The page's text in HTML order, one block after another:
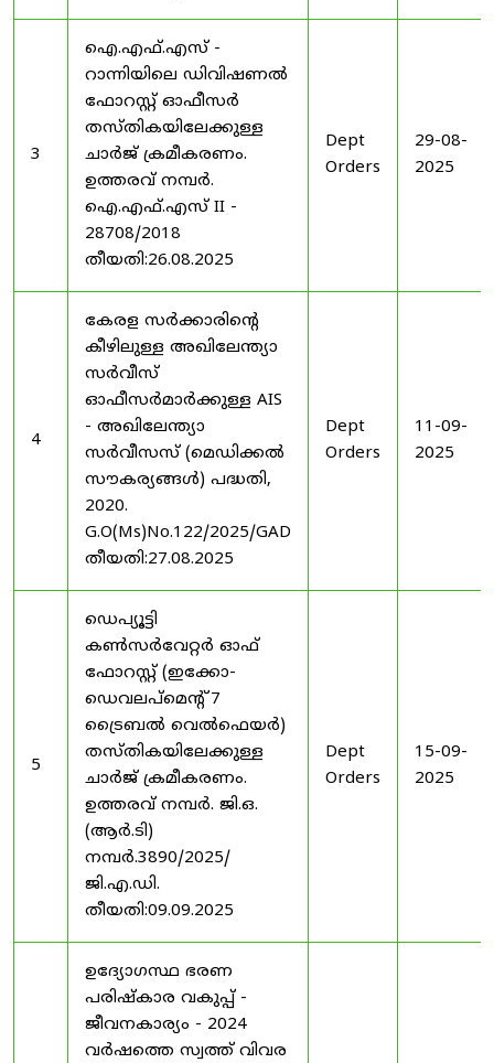
3
ഐ.എഫ്.എസ് -
റാന്നിയിലെ ഡിവിഷണൽ
ഫോറസ്റ്റ് ഓഫീസർ
തസ്തികയിലേക്കുള്ള
ചാർജ് ക്രമീകരണം.
ഉത്തരവ് നമ്പർ.
ഐ.എഫ്.എസ് II -
28708/2018
തീയതി:26.08.2025
Dept
Orders
29-08-
2025
4
കേരള സർക്കാരിന്റെ
കീഴിലുള്ള അഖിലേന്ത്യാ
സർവീസ്
ഓഫീസർമാർക്കുള്ള AIS
- അഖിലേന്ത്യാ
സർവീസസ് (മെഡിക്കൽ
സൗകര്യങ്ങൾ) പദ്ധതി,
2020.
G.O(Ms)No.122/2025/GAD
തീയതി:27.08.2025
Dept
Orders
11-09-
2025
5
ഡെപ്യൂട്ടി
കൺസർവേറ്റർ ഓഫ്
ഫോറസ്റ്റ് (ഇക്കോ-
ഡെവലപ്മെന്റ് 7
ട്രൈബൽ വെൽഫെയർ)
തസ്തികയിലേക്കുള്ള
ചാർജ് ക്രമീകരണം.
ഉത്തരവ് നമ്പർ. ജി.ഒ.
(ആർ.ടി)
നമ്പർ.3890/2025/
ജി.എ.ഡി.
തീയതി:09.09.2025
Dept
Orders
15-09-
2025
ഉദ്യോഗസ്ഥ ഭരണ
പരിഷ്കാര വകുപ്പ് -
ജീവനകാര്യം - 2024
വർഷത്തെ സ്വത്ത് വിവര